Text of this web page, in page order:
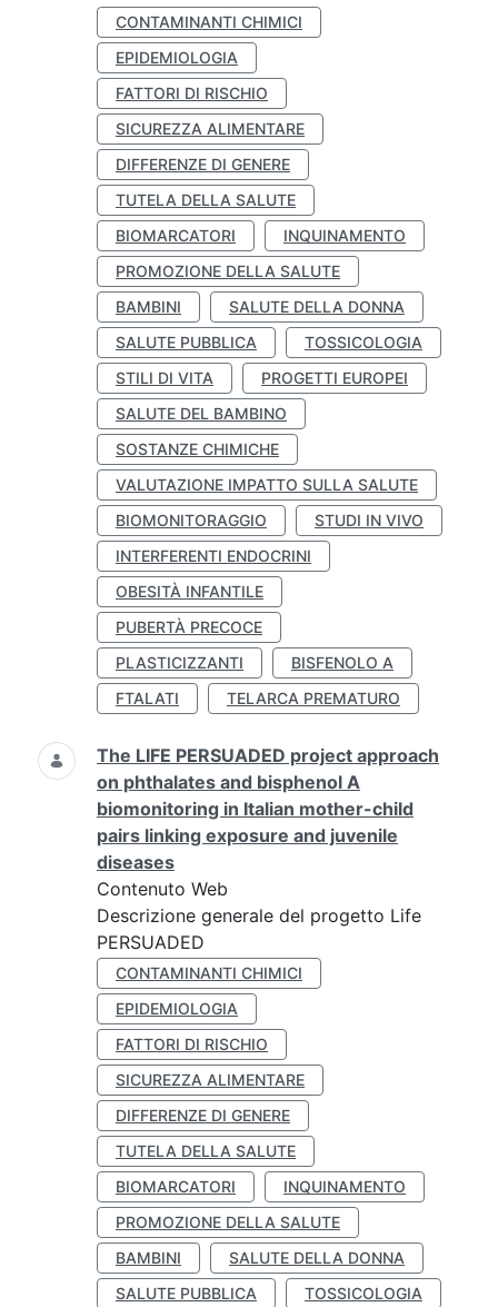
CONTAMINANTI CHIMICI
EPIDEMIOLOGIA
FATTORI DI RISCHIO
SICUREZZA ALIMENTARE
DIFFERENZE DI GENERE
TUTELA DELLA SALUTE
BIOMARCATORI
INQUINAMENTO
PROMOZIONE DELLA SALUTE
BAMBINI
SALUTE DELLA DONNA
SALUTE PUBBLICA
TOSSICOLOGIA
STILI DI VITA
PROGETTI EUROPEI
SALUTE DEL BAMBINO
SOSTANZE CHIMICHE
VALUTAZIONE IMPATTO SULLA SALUTE
BIOMONITORAGGIO
STUDI IN VIVO
INTERFERENTI ENDOCRINI
OBESITÀ INFANTILE
PUBERTÀ PRECOCE
PLASTICIZZANTI
BISFENOLO A
FTALATI
TELARCA PREMATURO
The LIFE PERSUADED project approach
on phthalates and bisphenol A
biomonitoring in Italian mother-child
pairs linking exposure and juvenile
diseases
Contenuto Web
Descrizione generale del progetto Life
PERSUADED
CONTAMINANTI CHIMICI
EPIDEMIOLOGIA
FATTORI DI RISCHIO
SICUREZZA ALIMENTARE
DIFFERENZE DI GENERE
TUTELA DELLA SALUTE
BIOMARCATORI
INQUINAMENTO
PROMOZIONE DELLA SALUTE
BAMBINI
SALUTE DELLA DONNA
SALUTE PUBBLICA
TOSSICOLOGIA